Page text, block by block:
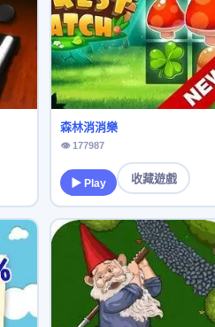
森林消消樂
👁 177987
▶ Play 收藏遊戲